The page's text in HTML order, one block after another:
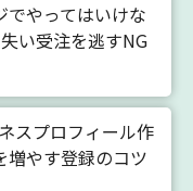
やってはいけな
い受注を逃すNG
スプロフィール作
増やす登録のコツ